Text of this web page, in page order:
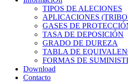
TIPOS DE ALECIONES
APLICACIONES
GASES DE
TASA DE DEPOSICIÓN
GRADO DE DUREZA
TABLA DE
FORMAS DE
Download
Contacto